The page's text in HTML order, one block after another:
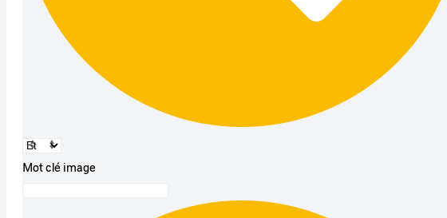
Mot clé image